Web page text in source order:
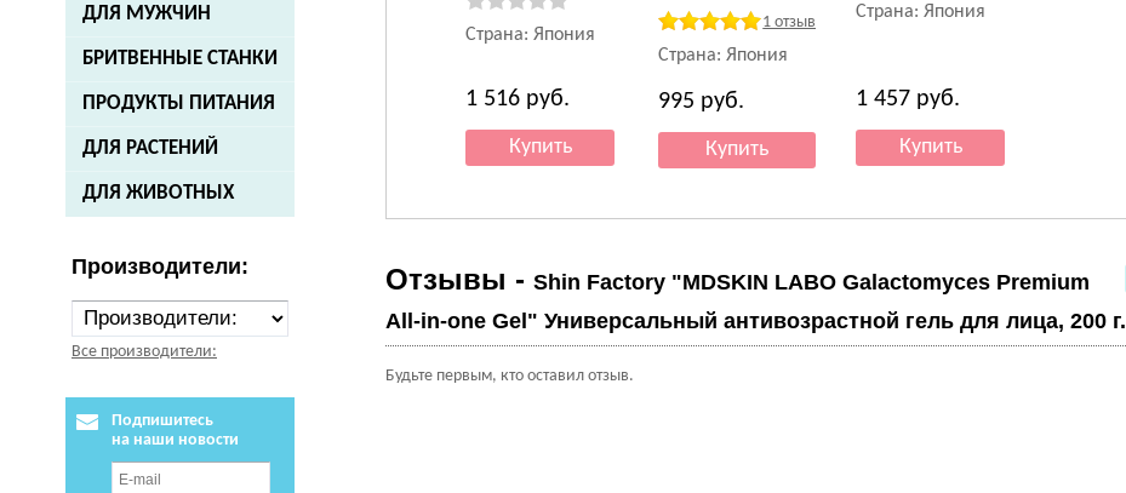
ДЛЯ МУЖЧИН
БРИТВЕННЫЕ СТАНКИ
ПРОДУКТЫ ПИТАНИЯ
ДЛЯ РАСТЕНИЙ
ДЛЯ ЖИВОТНЫХ
Производители:
Все производители:
Подпишитесь
на наши новости
Страна: Япония
1 516 руб.
1 отзыв
Страна: Япония
995 руб.
Страна: Япония
1 457 руб.
Отзывы -Shin Factory "MDSKIN LABO Galactomyces Premium
All-in-one Gel" Универсальный антивозрастной гель для лица, 200 г.
Будьте первым, кто оставил отзыв.